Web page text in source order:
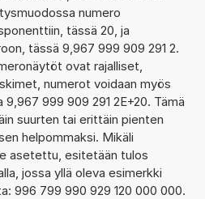
numero
tässä 20, ja
tässä 9,967 999 909 291 2.
ovat rajalliset,
numerot voidaan myös
999 909 291 2E+20. Tämä
suurten tai erittäin pienten
helpommaksi. Mikäli
asetettu, esitetään tulos
jossa yllä oleva esimerkki
996 799 990 929 120 000 000.